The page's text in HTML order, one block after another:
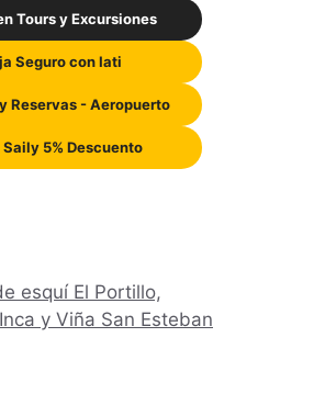
Tours y Excursiones
Seguro con Iati
Reservas - Aeropuerto
5% Descuento